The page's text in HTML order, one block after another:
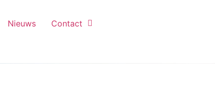
Nieuws Contact